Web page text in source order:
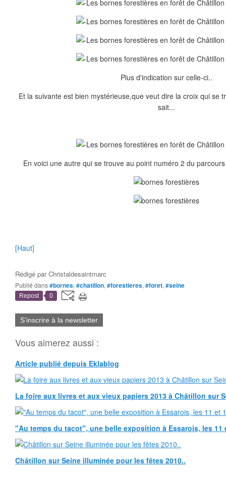
Plus d'indication sur celle-ci..
Et la suivante est bien mystérieuse,que veut dire la croix qui se
sait...
En voici une autre qui se trouve au point numéro 2 du
[Haut]
Rédigé parChristaldesaintmarc
Publié dans#bornes, #chatillon, #forestieres, #foret, #seine
Repost 0
S'inscrire à la newsletter
Vous aimerez aussi :
Article publié depuis Eklablog
La foire aux livres et aux vieux papiers 2013 à Châtillon sur
"Au temps du tacot", une belle exposition à Essarois, les 11
Châtillon sur Seine illuminée pour les fêtes 2010..